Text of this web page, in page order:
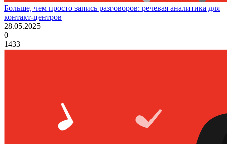
Больше, чем просто запись разговоров: речевая аналитика для
контакт-центров
28.05.2025
0
1433